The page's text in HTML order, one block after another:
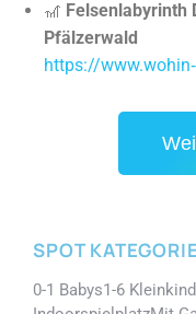
🎢 Felsenlabyrinth
Pfälzerwald
https://
SPOT
0-1 Babys1-6